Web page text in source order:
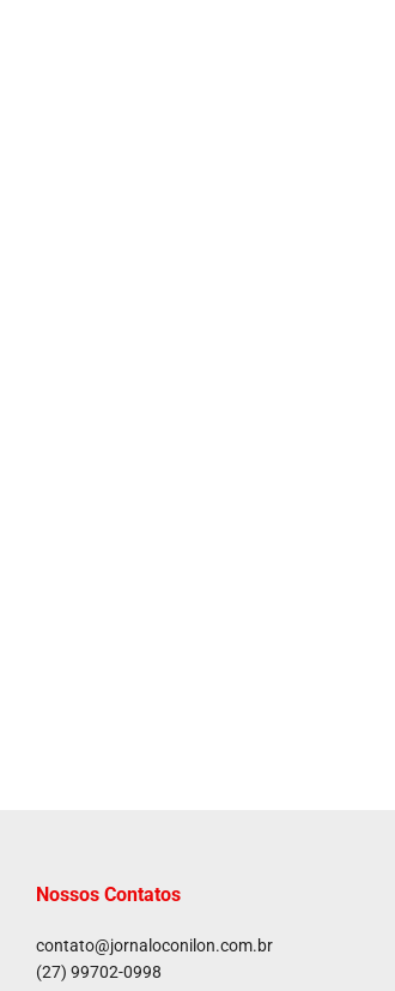
Nossos Contatos
contato@jornaloconilon.com.br
(27) 99702-0998